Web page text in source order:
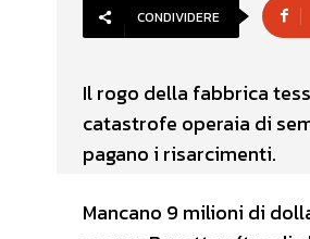
CONDIVIDERE
Il rogo della fabbrica
catastrofe operaia di
pagano i risarcimenti.
Mancano 9 milioni di